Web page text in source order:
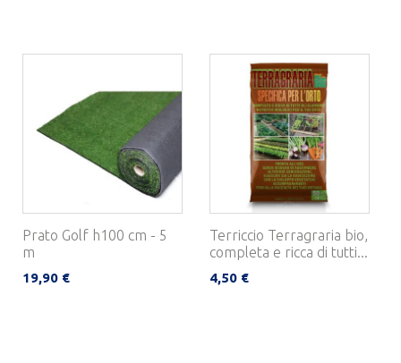
Prato Golf h100 cm - 5
m
19,90 €
Terriccio Terragraria bio,
completa e ricca di tutti...
4,50 €